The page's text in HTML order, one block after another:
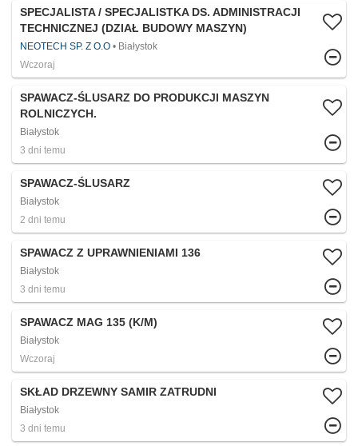
SPECJALISTA / SPECJALISTKA DS. ADMINISTRACJI
TECHNICZNEJ (DZIAŁ BUDOWY MASZYN)
NEOTECH SP. Z O.O
Białystok
Wczoraj
SPAWACZ-ŚLUSARZ DO PRODUKCJI MASZYN
ROLNICZYCH.
Białystok
3 dni temu
SPAWACZ-ŚLUSARZ
Białystok
2 dni temu
SPAWACZ Z UPRAWNIENIAMI 136
Białystok
3 dni temu
SPAWACZ MAG 135 (K/M)
Białystok
Wczoraj
SKŁAD DRZEWNY SAMIR ZATRUDNI
Białystok
3 dni temu